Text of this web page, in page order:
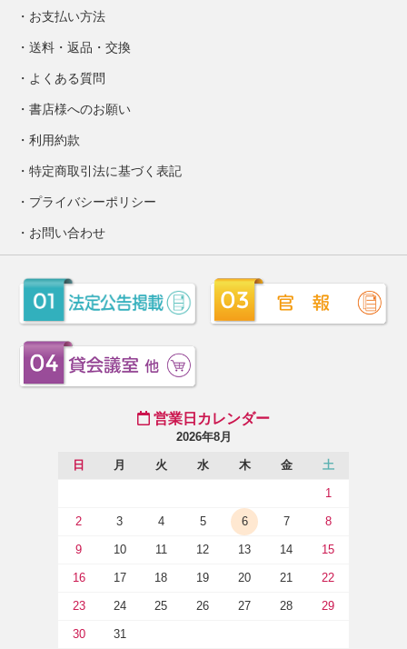
お支払い方法
送料・返品・交換
よくある質問
書店様へのお願い
利用約款
特定商取引法に基づく表記
プライバシーポリシー
お問い合わせ
営業日カレンダー
2026年8月
日 月 火 水 木 金 土
1
2 3 4 5 6 7 8
9 10 11 12 13 14 15
16 17 18 19 20 21 22
23 24 25 26 27 28 29
30 31